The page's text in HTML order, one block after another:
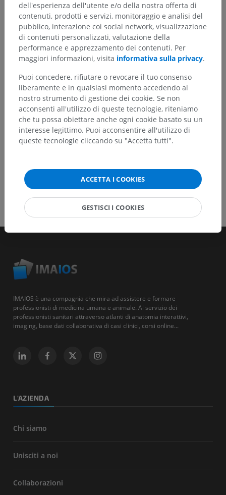
Hai notato un errore?
Non esitare a suggerire una correzione, traduzione o
un miglioramento dei contenuti.
Segnala un problema
SCARICA L'APP
IMAIOS è una compagnia che mira ad assistere e formare
professionisti di medicina umana e animale. Al servizio dei
professionisti sanitari attraverso atlanti di anatomia interattivi,
imaging, base dati collaborativa di casi clinici, corsi online...
L'AZIENDA
Chi siamo
Unisciti a noi
Collaborazioni
dell'esperienza dell'utente e/o della nostra offerta di
contenuti, prodotti e servizi, monitoraggio e analisi del
pubblico, interazione coi social network, visualizzazione
di contenuti personalizzati, valutazione della
performance e apprezzamento dei contenuti. Per
maggiori informazioni, visita informativa sulla privacy.
Puoi concedere, rifiutare o revocare il tuo consenso
liberamente e in qualsiasi momento accedendo al
nostro strumento di gestione dei cookie. Se non
acconsenti all'utilizzo di queste tecnologie, riteniamo
che tu possa obiettare anche ogni cookie basato su un
interesse legittimo. Puoi acconsentire all'utilizzo di
queste tecnologie cliccando su "Accetta tutti".
ACCETTA I COOKIES
GESTISCI I COOKIES